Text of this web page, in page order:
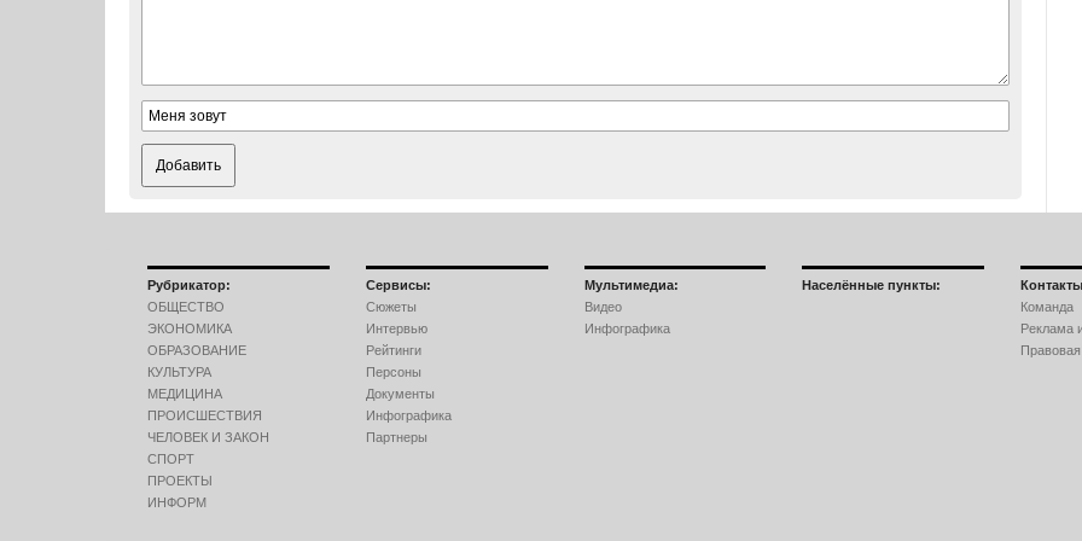
Добавить
Рубрикатор:
ОБЩЕСТВО
ЭКОНОМИКА
ОБРАЗОВАНИЕ
КУЛЬТУРА
МЕДИЦИНА
ПРОИСШЕСТВИЯ
ЧЕЛОВЕК И ЗАКОН
СПОРТ
ПРОЕКТЫ
ИНФОРМ
Сервисы:
Сюжеты
Интервью
Рейтинги
Персоны
Документы
Инфографика
Партнеры
Мультимедиа:
Видео
Инфографика
Населённые пункты:
Команда
Реклама